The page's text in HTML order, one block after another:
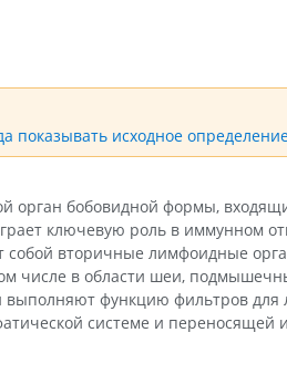
показывать исходное
орган бобовидной формы,
ключевую роль в иммунном
собой вторичные лимфоидные
числе в области шеи,
выполняют функцию фильтров
системе и переносящей